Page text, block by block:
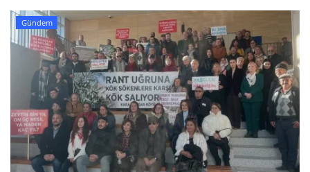
Gündem